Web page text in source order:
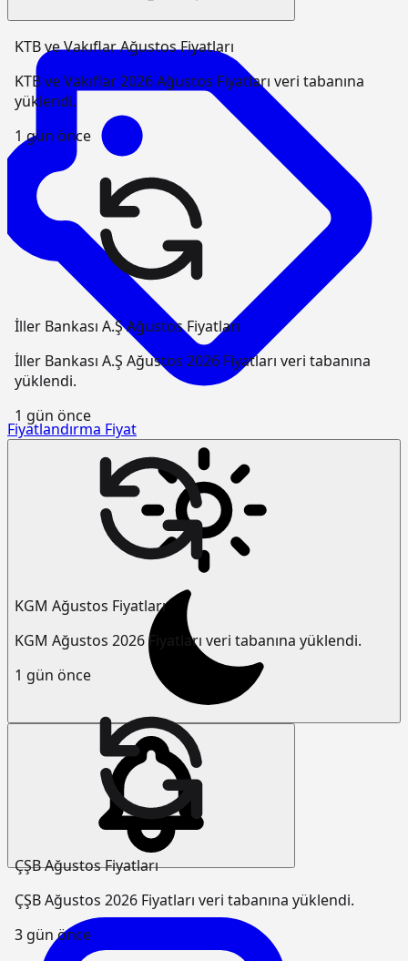
Fiyatlandırma Fiyat
KTB ve Vakıflar Ağustos Fiyatları
KTB ve Vakıflar 2026 Ağustos Fiyatları veri tabanına
yüklendi.
1 gün önce
İller Bankası A.Ş Ağustos Fiyatları
İller Bankası A.Ş Ağustos 2026 Fiyatları veri tabanına
yüklendi.
1 gün önce
KGM Ağustos Fiyatları
KGM Ağustos 2026 Fiyatları veri tabanına yüklendi.
1 gün önce
ÇŞB Ağustos Fiyatları
ÇŞB Ağustos 2026 Fiyatları veri tabanına yüklendi.
3 gün önce